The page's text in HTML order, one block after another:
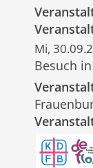
Mi,
Besuch